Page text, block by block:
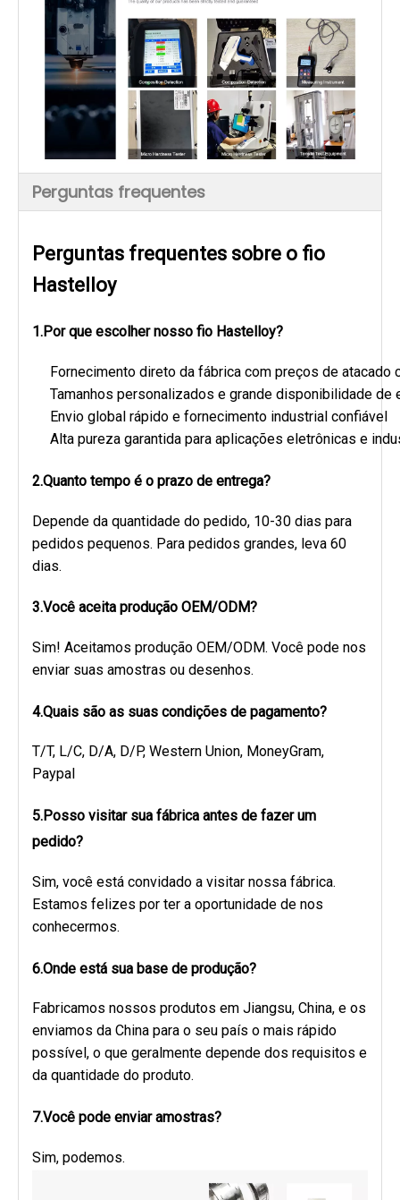
Perguntas frequentes
Perguntas frequentes sobre o fio
Hastelloy
1.Por que escolher nosso fio Hastelloy?
Fornecimento direto da fábrica com preços de atacado
Tamanhos personalizados e grande disponibilidade de
Envio global rápido e fornecimento industrial confiável
Alta pureza garantida para aplicações eletrônicas e
2.Quanto tempo é o prazo de entrega?
Depende da quantidade do pedido, 10-30 dias para
pedidos pequenos. Para pedidos grandes, leva 60
dias.
3.Você aceita produção OEM/ODM?
Sim! Aceitamos produção OEM/ODM. Você pode nos
enviar suas amostras ou desenhos.
4.Quais são as suas condições de pagamento?
T/T, L/C, D/A, D/P, Western Union, MoneyGram,
Paypal
5.Posso visitar sua fábrica antes de fazer um
pedido?
Sim, você está convidado a visitar nossa fábrica.
Estamos felizes por ter a oportunidade de nos
conhecermos.
6.Onde está sua base de produção?
Fabricamos nossos produtos em Jiangsu, China, e os
enviamos da China para o seu país o mais rápido
possível, o que geralmente depende dos requisitos e
da quantidade do produto.
7.Você pode enviar amostras?
Sim, podemos.